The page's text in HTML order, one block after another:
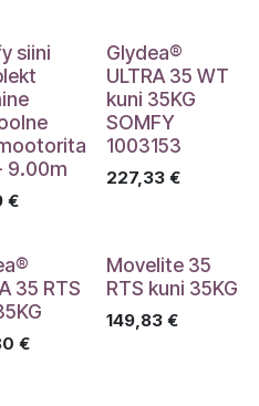
siini
9.00m
€
Glydea®
ULTRA 35 WT
kuni 35KG
SOMFY
1003153
227,33€
35 RTS
€
Movelite 35
RTS kuni 35KG
149,83€